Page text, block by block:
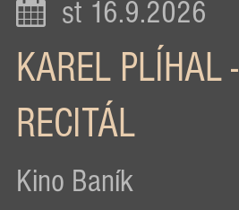
st 16.9.2026
KAREL PLÍHAL -
RECITÁL
Kino Baník